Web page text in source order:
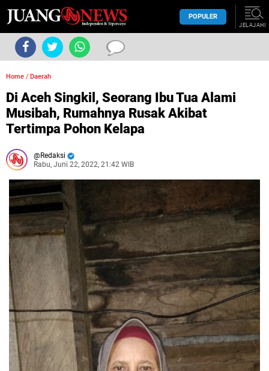
POPULER
JELAJAHI
Home / Daerah
Di Aceh Singkil, Seorang Ibu Tua Alami
Musibah, Rumahnya Rusak Akibat
Tertimpa Pohon Kelapa
Redaksi
Rabu, Juni 22, 2022, 21:42 WIB